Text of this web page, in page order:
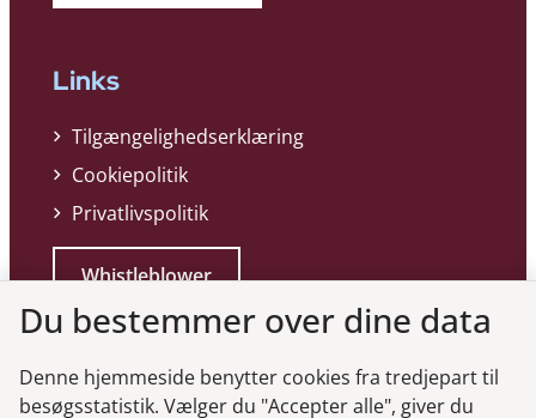
Links
Tilgængelighedserklæring
Cookiepolitik
Privatlivspolitik
Whistleblower
Du bestemmer over dine data
Denne hjemmeside benytter cookies fra tredjepart til
besøgsstatistik. Vælger du "Accepter alle", giver du